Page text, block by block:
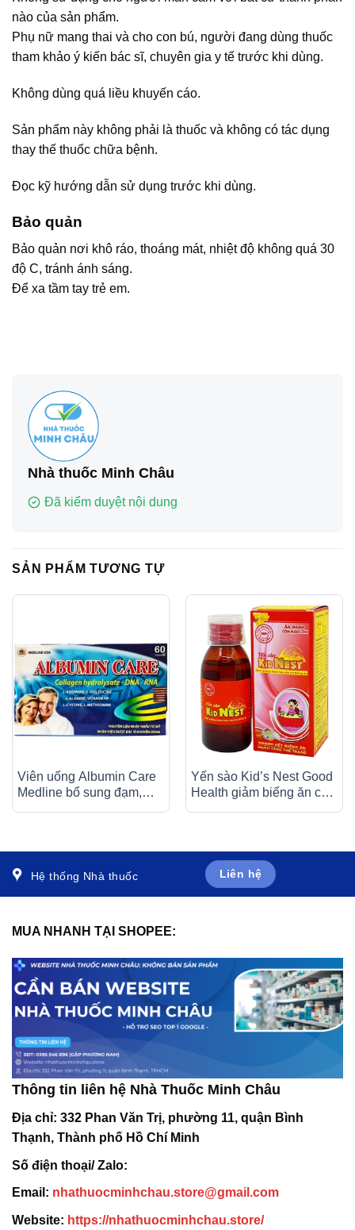
nào của sản phẩm.
Phụ nữ mang thai và cho con bú, người đang dùng thuốc
tham khảo ý kiến bác sĩ, chuyên gia y tế trước khi dùng.
Không dùng quá liều khuyến cáo.
Sản phẩm này không phải là thuốc và không có tác dụng
thay thế thuốc chữa bệnh.
Đọc kỹ hướng dẫn sử dụng trước khi dùng.
Bảo quản
Bảo quản nơi khô ráo, thoáng mát, nhiệt độ không quá 30
độ C, tránh ánh sáng.
Để xa tầm tay trẻ em.
Nhà thuốc Minh Châu
Đã kiểm duyệt nội dung
SẢN PHẨM TƯƠNG TỰ
Viên uống Albumin Care
Medline bổ sung đạm,
Yến sào Kid’s Nest Good
Health giảm biếng ăn cho
Hệ thống Nhà thuốc Liên hệ
MUA NHANH TẠI SHOPEE:
Thông tin liên hệ Nhà Thuốc Minh Châu
Địa chỉ: 332 Phan Văn Trị, phường 11, quận Bình
Thạnh, Thành phố Hồ Chí Minh
Số điện thoại/ Zalo:
Email: nhathuocminhchau.store@gmail.com
Website: https://nhathuocminhchau.store/